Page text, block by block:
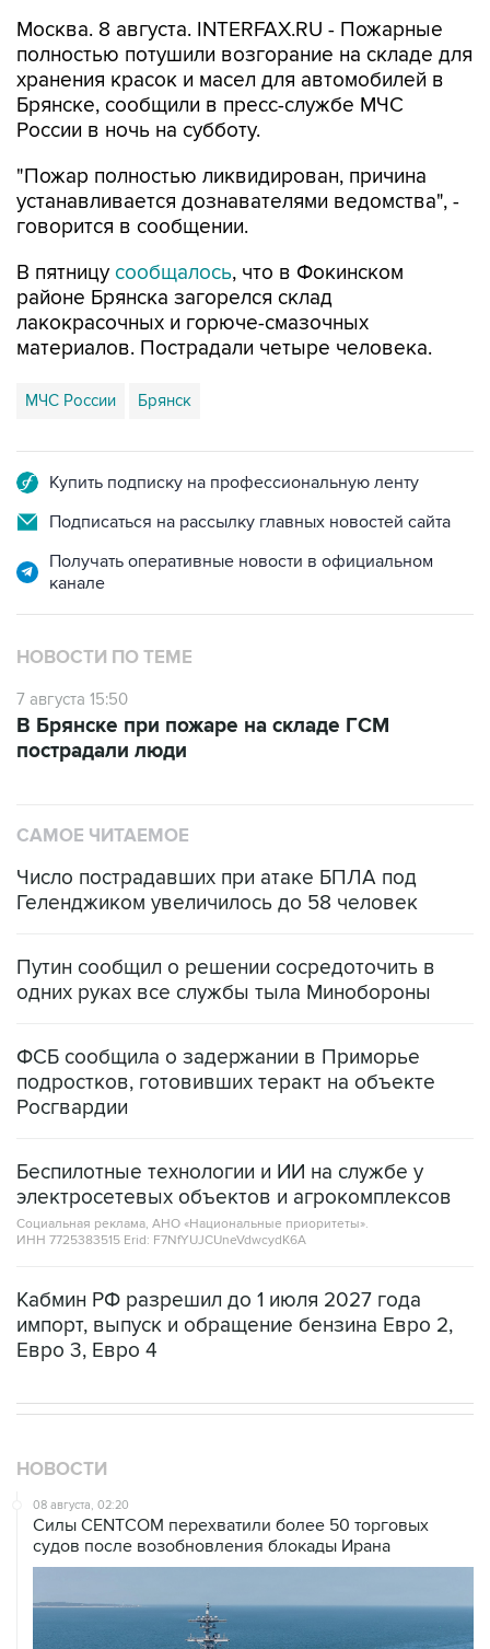
Москва. 8 августа. INTERFAX.RU - Пожарные
полностью потушили возгорание на складе для
хранения красок и масел для автомобилей в
Брянске, сообщили в пресс-службе МЧС
России в ночь на субботу.
"Пожар полностью ликвидирован, причина
устанавливается дознавателями ведомства", -
говорится в сообщении.
В пятницу сообщалось, что в Фокинском
районе Брянска загорелся склад
лакокрасочных и горюче-смазочных
материалов. Пострадали четыре человека.
МЧС России Брянск
Купить подписку на профессиональную ленту
Подписаться на рассылку главных новостей сайта
Получать оперативные новости в официальном
канале
НОВОСТИ ПО ТЕМЕ
7 августа 15:50
В Брянске при пожаре на складе ГСМ
пострадали люди
САМОЕ ЧИТАЕМОЕ
Число пострадавших при атаке БПЛА под
Геленджиком увеличилось до 58 человек
Путин сообщил о решении сосредоточить в
одних руках все службы тыла Минобороны
ФСБ сообщила о задержании в Приморье
подростков, готовивших теракт на объекте
Росгвардии
Беспилотные технологии и ИИ на службе у
электросетевых объектов и агрокомплексов
Социальная реклама, АНО «Национальные приоритеты».
ИНН 7725383515 Erid: F7NfYUJCUneVdwcydK6A
Кабмин РФ разрешил до 1 июля 2027 года
импорт, выпуск и обращение бензина Евро 2,
Евро 3, Евро 4
НОВОСТИ
08 августа, 02:20
Силы CENTCOM перехватили более 50 торговых
судов после возобновления блокады Ирана